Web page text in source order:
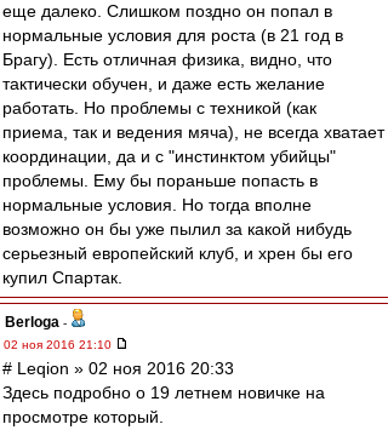
еще далеко. Слишком поздно он попал в
нормальные условия для роста (в 21 год в
Брагу). Есть отличная физика, видно, что
тактически обучен, и даже есть желание
работать. Но проблемы с техникой (как
приема, так и ведения мяча), не всегда хватает
координации, да и с "инстинктом убийцы"
проблемы. Ему бы пораньше попасть в
нормальные условия. Но тогда вполне
возможно он бы уже пылил за какой нибудь
серьезный европейский клуб, и хрен бы его
купил Спартак.
Berloga -
02 ноя 2016 21:10
# Leqion » 02 ноя 2016 20:33
Здесь подробно о 19 летнем новичке на
просмотре который.